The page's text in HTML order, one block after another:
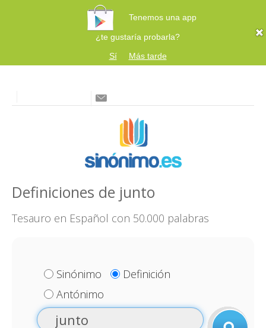
Tenemos una app
¿te gustaría probarla?
Sí
Más tarde
Definiciones de junto
Tesauro en Español con 50.000 palabras
Sinónimo
Definición
Antónimo